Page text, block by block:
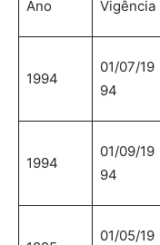
Ano Vigência
1994
01/07/19
94
1994
01/09/19
94
01/05/19